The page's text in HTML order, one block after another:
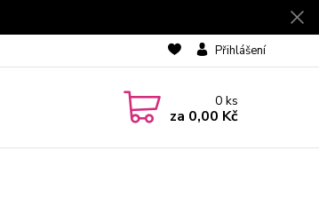
Přihlášení
0ks
za 0,00 Kč